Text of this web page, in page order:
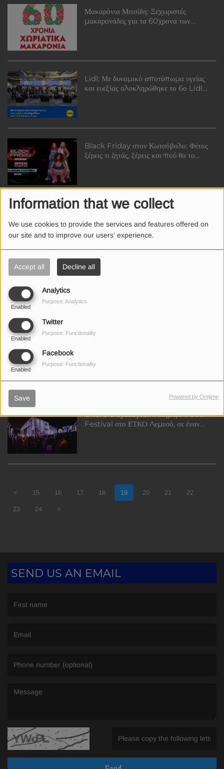
Information that we collect
We use cookies to provide the services and features offered on
our site and to improve our users' experience.
Accept all Decline all
Analytics
Enabled
Purpose: Analytics
Twitter
Enabled
Purpose: Functionality
Facebook
Enabled
Purpose: Functionality
Save Powered by Orejime
Μακαρόνια Μιτσίδη: Ξεχωριστές
μακαρονάδες για τα 60χρονα των
Lidl: Με δυναμικό αποτύπωμα υγείας
και ευεξίας ολοκληρώθηκε το 6ο Lidl
Black Friday στον Κωτσόβολο: Φέτος
ξέρεις τι ζητάς, ξέρεις και πού θα το
love is here!
Νοεμβρίου 2025
Chef's Odyssey: Ένα διήμερο Food
Festival στο ΕΤΚΟ Λεμεσό, σε έναν
< 15 16 17 18 19 20 21 22
23 24 >
SEND US AN EMAIL